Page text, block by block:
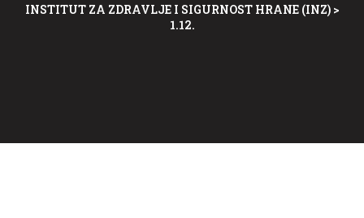
INSTITUT ZA ZDRAVLJE I SIGURNOST HRANE (INZ)>
1.12.